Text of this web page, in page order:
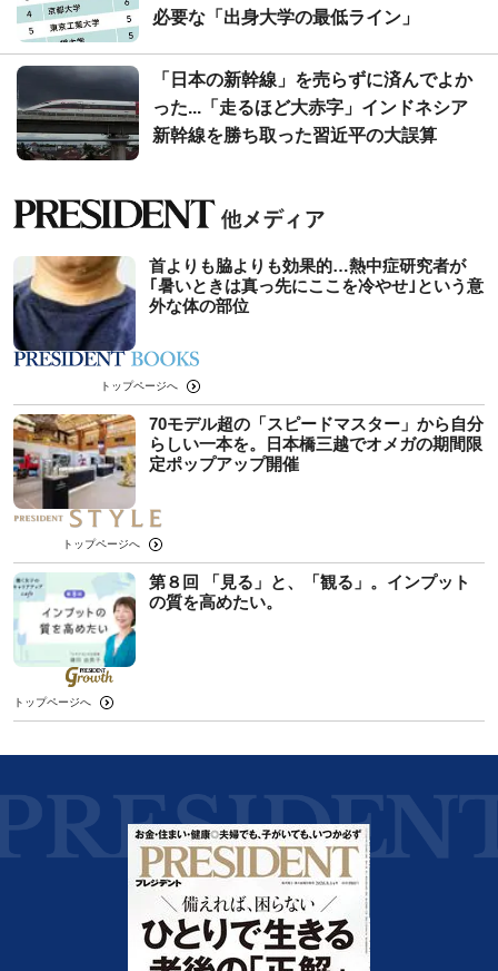
必要な「出身大学の最低ライン」
「日本の新幹線」を売らずに済んでよか
った...「走るほど大赤字」インドネシア
新幹線を勝ち取った習近平の大誤算
首よりも脇よりも効果的…熱中症研究者が
｢暑いときは真っ先にここを冷やせ｣という意
外な体の部位
トップページへ
70モデル超の「スピードマスター」から自分
らしい一本を。日本橋三越でオメガの期間限
定ポップアップ開催
トップページへ
第８回 「見る」と、「観る」。インプット
の質を高めたい。
トップページへ